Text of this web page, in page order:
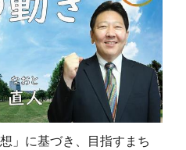
」に基づき、目指すまち